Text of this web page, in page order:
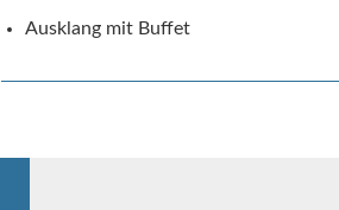
Ausklang mit Buffet